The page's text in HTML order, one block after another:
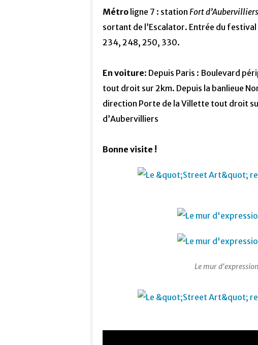
Métro ligne 7 : station Fort d’Aubervilliers
sortant de l’Escalator. Entrée du
234, 248, 250, 330.
En voiture: Depuis Paris : Boulevard
tout droit sur 2km. Depuis la banlieue
direction Porte de la Villette tout droit
d’Aubervilliers
Bonne visite !
Le mur